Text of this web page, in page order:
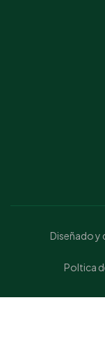
Diseñado y
Poltica